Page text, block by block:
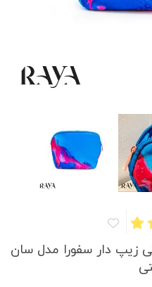
زیپ دار سفورا مدل سان